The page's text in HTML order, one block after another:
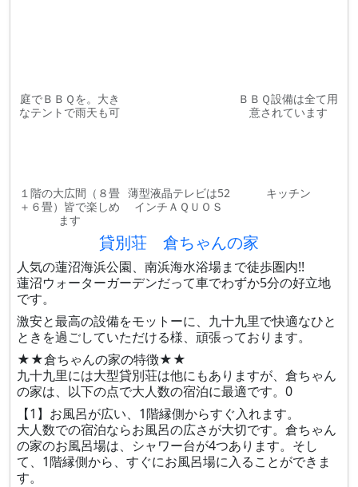
庭でＢＢＱを。大き
なテントで雨天も可
ＢＢＱ設備は全て用
意されています
１階の大広間（８畳
＋６畳）皆で楽しめ
ます
薄型液晶テレビは52
インチＡＱＵＯＳ
キッチン
貸別荘 倉ちゃんの家
人気の蓮沼海浜公園、南浜海水浴場まで徒歩圏内!!
蓮沼ウォーターガーデンだって車でわずか5分の好立地
です。
激安と最高の設備をモットーに、九十九里で快適なひと
ときを過ごしていただける様、頑張っております。
★★倉ちゃんの家の特徴★★
九十九里には大型貸別荘は他にもありますが、倉ちゃん
の家は、以下の点で大人数の宿泊に最適です。0
【1】お風呂が広い、1階縁側からすぐ入れます。
大人数での宿泊ならお風呂の広さが大切です。倉ちゃん
の家のお風呂場は、シャワー台が4つあります。そし
て、1階縁側から、すぐにお風呂場に入ることができま
す。